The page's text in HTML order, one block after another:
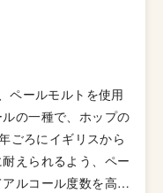
ールを多くの国々の
ます。
ペールモルトを使用
の一種で、ホップの
ごろにイギリスから
えられるよう、ペー
ルコール度数を高め